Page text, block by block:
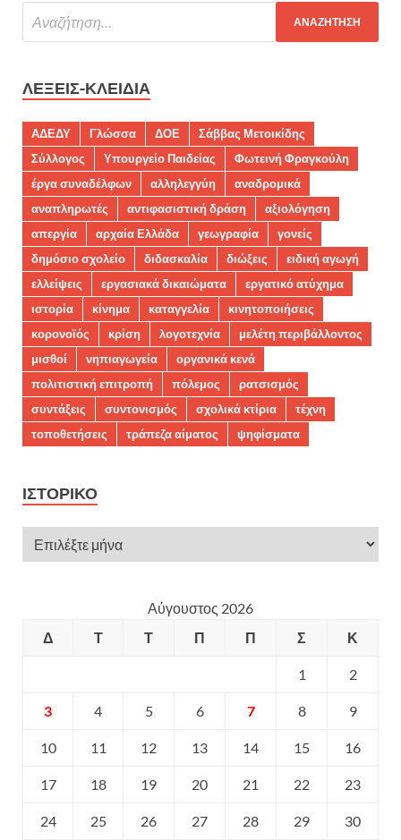
ΛΈΞΕΙΣ-ΚΛΕΙΔΙΆ
ΑΔΕΔΥ Γλώσσα ΔΟΕ
Σάββας Μετοικίδης
Σύλλογος
Υπουργείο Παιδείας
Φωτεινή Φραγκούλη
έργα συναδέλφων
αλληλεγγύη
αναδρομικά
αναπληρωτές
αντιφασιστική δράση
αξιολόγηση
απεργία
αρχαία Ελλάδα γεωγραφία
γονείς
δημόσιο σχολείο
διδασκαλία διώξεις
ειδική αγωγή
ελλείψεις
εργασιακά δικαιώματα
εργατικό ατύχημα
ιστορία
κίνημα καταγγελία
κινητοποιήσεις
κορονοϊός
κρίση λογοτεχνία
μελέτη περιβάλλοντος
μισθοί
νηπιαγωγεία
οργανικά κενά
πολιτιστική επιτροπή
πόλεμος
ρατσισμός
συντάξεις
συντονισμός σχολικά κτίρια
τέχνη
τοποθετήσεις
τράπεζα αίματος ψηφίσματα
ΙΣΤΟΡΙΚΌ
Αύγουστος 2026
Δ
Τ Τ Π Π Σ Κ
1 2
3 4 5 6 7 8 9
10 11 12 13 14 15 16
17 18 19 20 21 22 23
24 25 26 27 28 29 30